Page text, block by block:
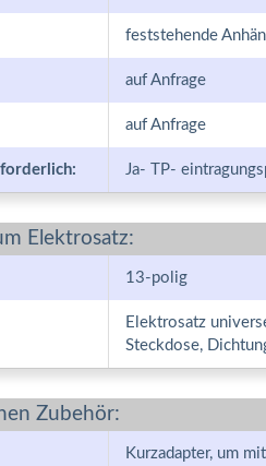
feststehende
auf Anfrage
auf Anfrage
Ja- TP-
Elektrosatz:
13-polig
Elektrosatz
Steckdose,
Zubehör:
Kurzadapter, um